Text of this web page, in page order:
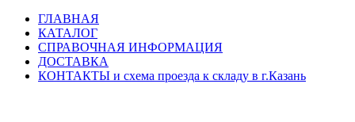
ГЛАВНАЯ
КАТАЛОГ
СПРАВОЧНАЯ ИНФОРМАЦИЯ
ДОСТАВКА
КОНТАКТЫ и схема проезда к складу в г.Казань